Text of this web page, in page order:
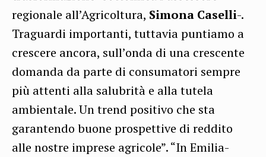
regionale all’Agricoltura, Simona Caselli-.
Traguardi importanti, tuttavia puntiamo a
crescere ancora, sull’onda di una crescente
domanda da parte di consumatori sempre
più attenti alla salubrità e alla tutela
ambientale. Un trend positivo che sta
garantendo buone prospettive di reddito
alle nostre imprese agricole”. “In Emilia-